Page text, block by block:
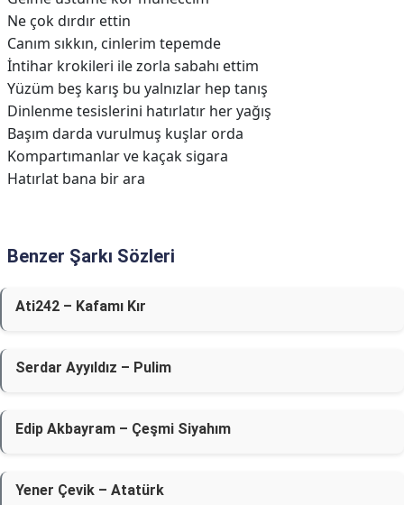
Ne çok dırdır ettin
Canım sıkkın, cinlerim tepemde
İntihar krokileri ile zorla sabahı ettim
Yüzüm beş karış bu yalnızlar hep tanış
Dinlenme tesislerini hatırlatır her yağış
Başım darda vurulmuş kuşlar orda
Kompartımanlar ve kaçak sigara
Hatırlat bana bir ara
Benzer Şarkı Sözleri
Ati242 – Kafamı Kır
Serdar Ayyıldız – Pulim
Edip Akbayram – Çeşmi Siyahım
Yener Çevik – Atatürk